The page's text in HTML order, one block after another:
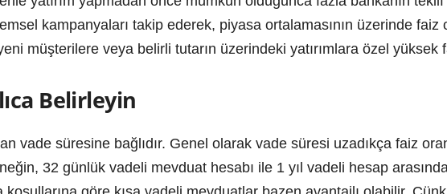
kampanyaları takip ederek, piyasa ortalamasının üzerinde faiz
müşterilere veya belirli tutarın üzerindeki yatırımlara özel yüksek
Belirleyin
vade süresine bağlıdır. Genel olarak vade süresi uzadıkça faiz
32 günlük vadeli mevduat hesabı ile 1 yıl vadeli hesap